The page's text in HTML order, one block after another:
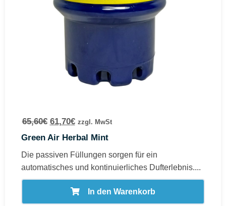
65,60€ 61,70€ zzgl. MwSt
Green Air Herbal Mint
Die passiven Füllungen sorgen für ein
automatisches und kontinuierliches Dufterlebnis....
In den Warenkorb